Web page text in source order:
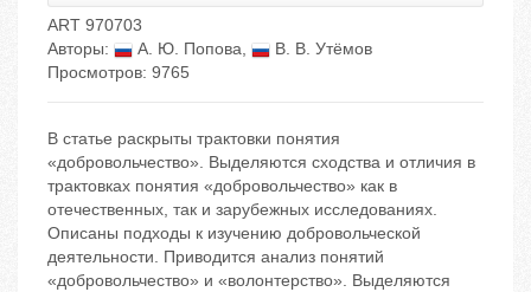
ART 970703
Авторы:
А. Ю. Попова,
В. В. Утёмов
Просмотров: 9765
В статье раскрыты трактовки понятия
«добровольчество». Выделяются сходства и отличия в
трактовках понятия «добровольчество» как в
отечественных, так и зарубежных исследованиях.
Описаны подходы к изучению добровольческой
деятельности. Приводится анализ понятий
«добровольчество» и «волонтерство». Выделяются